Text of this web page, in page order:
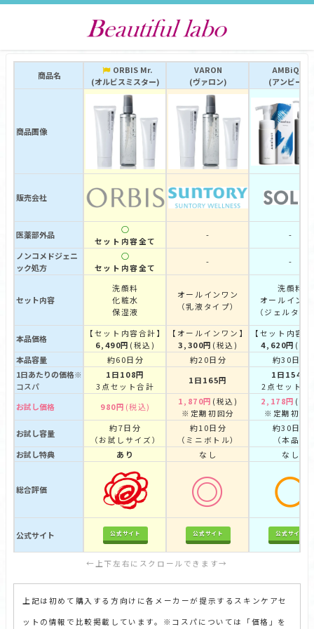
商品名
ORBIS Mr.
(オルビスミスター)
VARON
(ヴァロン)
AMBiQUE
(アンビーク)
商品画像
販売会社
医薬部外品 ○
セット内容全て
-
-
ノンコメドジェニ
ック処方
○
セット内容全て
- -
セット内容
洗顔料
化粧水
保湿液
オールインワン
（乳液タイプ）
洗顔料
オールイン
（ジェルタイ
本品価格 【セット内容合計】
6,490円 (税込)
【オールインワン】
3,300円 (税込)
【セット内容
4,620円 (税
本品容量 約60日分 約20日分
約30日分
1日あたりの価格※
コスパ
1日108円
3点セット合計
1日165円 1日154円
2点セット合
お試し価格 980円 (税込) 1,870円 (税込)
※定期初回分
2,178円 (税
※定期初回
お試し容量 約7日分
（お試しサイズ）
約10日分
（ミニボトル）
約30日分
（本品）
お試し特典 あり なし なし
総合評価 ◎ 〇
公式サイト 公式サイト 公式サイト 公式サイト
←上下左右にスクロールできます→
上記は初めて購入する方向けに各メーカーが提示するスキンケアセ
ットの情報で比較掲載しています。※コスパについては「価格」を